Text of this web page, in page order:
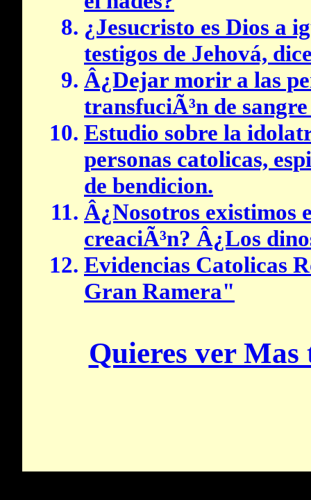
¿Jesucristo es Dios a
testigos de Jehová,
Â¿Dejar morir a las
transfuciÃ³n de
Estudio sobre la
personas catolicas,
de bendicion.
Â¿Nosotros existimos
creaciÃ³n? Â¿Los
Evidencias Catolicas
Gran Ramera"
Quieres ver